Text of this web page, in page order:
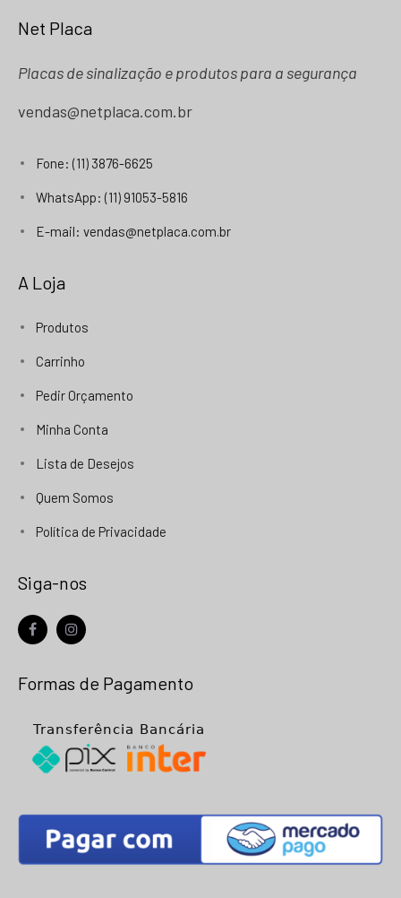
Net Placa
Placas de sinalização e produtos para a segurança
vendas@netplaca.com.br
Fone: (11) 3876-6625
WhatsApp: (11) 91053-5816
E-mail: vendas@netplaca.com.br
A Loja
Produtos
Carrinho
Pedir Orçamento
Minha Conta
Lista de Desejos
Quem Somos
Política de Privacidade
Siga-nos
Formas de Pagamento